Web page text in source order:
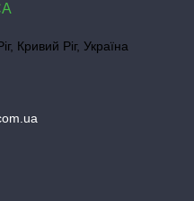
Кривий Ріг, Україна